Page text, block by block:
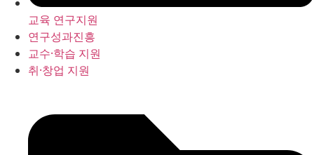
교육 연구지원
연구성과진흥
교수·학습 지원
취·창업 지원